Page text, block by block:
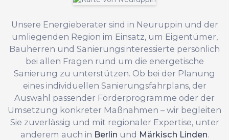
Unsere Energieberater sind in Neuruppin und der
umliegenden Region im Einsatz, um Eigentümer,
Bauherren und Sanierungsinteressierte persönlich
bei allen Fragen rund um die energetische
Sanierung zu unterstützen. Ob bei der Planung
eines individuellen Sanierungsfahrplans, der
Auswahl passender Förderprogramme oder der
Umsetzung konkreter Maßnahmen – wir begleiten
Sie zuverlässig und mit regionaler Expertise, unter
anderem auch in Berlin und Märkisch Linden.